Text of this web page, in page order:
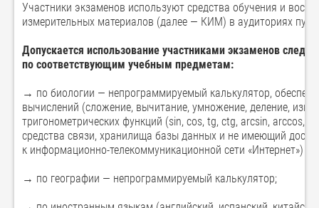
Участники экзаменов используют средства обучения и
измерительных материалов (далее — КИМ) в аудиториях
Допускается использование участниками экзаменов
по соответствующим учебным предметам:
→ по биологии — непрограммируемый калькулятор,
вычислений (сложение, вычитание, умножение, деление,
тригонометрических функций (sin, cos, tg, ctg, arcsin, arccos,
средства связи, хранилища базы данных и не имеющий
к информационно-телекоммуникационной сети «Интернет»)
→ по географии — непрограммируемый калькулятор;